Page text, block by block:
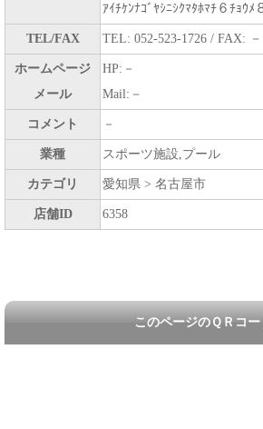
ｱｲﾁｹﾝﾅｺﾞﾔｼﾆｼｸﾏﾀﾎﾏﾁ６ﾁｮｳﾒ
TEL/FAX TEL: 052-523-1726 / FAX: －
ホームページ
メール
HP:－
Mail:－
コメント －
業種 スポーツ施設,プール
カテゴリ 愛知県 > 名古屋市
店舗ID 6358
このページのＱＲコー